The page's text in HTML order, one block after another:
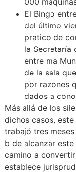
El Bingo
del último
pratico de
la Secretaría
entre ma
de la sala
por razones
dados a
Más allá de los
dichos casos,
trabajó tres
b de alcanzar
camino a
establece